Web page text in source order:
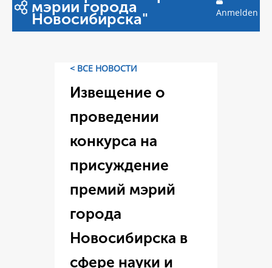
мэрии города
Новосибирска" Anmelden
< ВСЕ НОВОСТИ
Извещение о
проведении
конкурса на
присуждение
премий мэрий
города
Новосибирска в
сфере науки и